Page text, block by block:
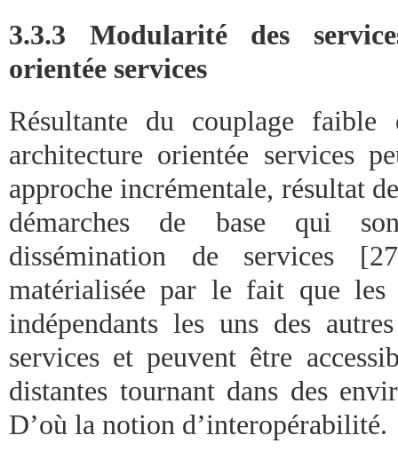
3.3.3 Modularité des
orientée services
Résultante du couplage faible
architecture orientée services
approche incrémentale, résultat
démarches de base qui
dissémination de services
matérialisée par le fait que les
indépendants les uns des
services et peuvent être
distantes tournant dans des
D’où la notion d’interopérabilité.